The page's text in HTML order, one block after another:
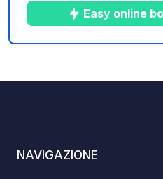
una terra generosa, nota
grandi laghi e le sue
foreste. Nuovissima area
Easy online
NAVIGAZIONE